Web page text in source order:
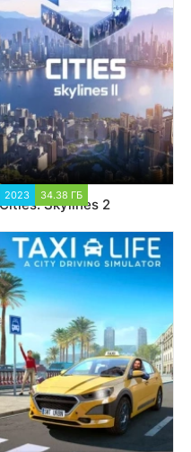
2023 34.38 ГБ
Cities: Skylines 2